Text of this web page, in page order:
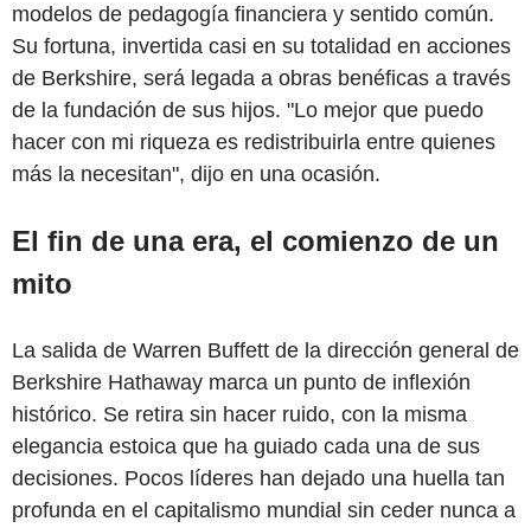
modelos de pedagogía financiera y sentido común.
Su fortuna, invertida casi en su totalidad en acciones
de Berkshire, será legada a obras benéficas a través
de la fundación de sus hijos. "Lo mejor que puedo
hacer con mi riqueza es redistribuirla entre quienes
más la necesitan", dijo en una ocasión.
El fin de una era, el comienzo de un
mito
La salida de Warren Buffett de la dirección general de
Berkshire Hathaway marca un punto de inflexión
histórico. Se retira sin hacer ruido, con la misma
elegancia estoica que ha guiado cada una de sus
decisiones. Pocos líderes han dejado una huella tan
profunda en el capitalismo mundial sin ceder nunca a